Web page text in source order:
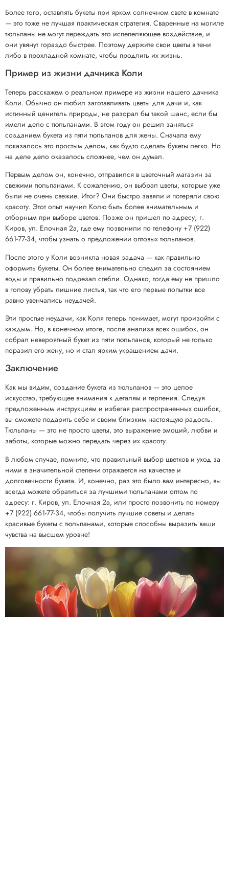
Более того, оставлять букеты при ярком солнечном свете в комнате
— это тоже не лучшая практическая стратегия. Сваренные на могиле
тюльпаны не могут переждать это испепеляющее воздействие, и
они увянут гораздо быстрее. Поэтому держите свои цветы в тени
либо в прохладной комнате, чтобы продлить их жизнь.
Пример из жизни дачника Коли
Теперь расскажем о реальном примере из жизни нашего дачника
Коли. Обычно он любил заготавливать цветы для дачи и, как
истинный ценитель природы, не разорал бы такой шанс, если бы
имели дело с тюльпанами. В этом году он решил заняться
созданием букета из пяти тюльпанов для жены. Сначала ему
показалось это простым делом, как будто сделать букеты легко. Но
на деле дело оказалось сложнее, чем он думал.
Первым делом он, конечно, отправился в цветочный магазин за
свежими тюльпанами. К сожалению, он выбрал цветы, которые уже
были не очень свежие. Итог? Они быстро завяли и потеряли свою
красоту. Этот опыт научил Колю быть более внимательным и
отборным при выборе цветов. Позже он пришел по адресу; г.
Киров, ул. Елочная 2а, где ему позвонили по телефону +7 (922)
661-77-34, чтобы узнать о предложении оптовых тюльпанов.
После этого у Коли возникла новая задача — как правильно
оформить букеты. Он более внимательно следил за состоянием
воды и правильно подрезал стебли. Однако, тогда ему не пришло
в голову убрать лишние листья, так что его первые попытки все
равно увенчались неудачей.
Эти простые неудачи, как Коля теперь понимает, могут произойти с
каждым. Но, в конечном итоге, после анализа всех ошибок, он
собрал невероятный букет из пяти тюльпанов, который не только
поразил его жену, но и стал ярким украшением дачи.
Заключение
Как мы видим, создание букета из тюльпанов — это целое
искусство, требующее внимания к деталям и терпения. Следуя
предложенным инструкциям и избегая распространенных ошибок,
вы сможете подарить себе и своим близким настоящую радость.
Тюльпаны — это не просто цветы, это выражение эмоций, любви и
заботы, которые можно передать через их красоту.
В любом случае, помните, что правильный выбор цветков и уход за
ними в значительной степени отражается на качестве и
долговечности букета. И, конечно, раз это было вам интересно, вы
всегда можете обратиться за лучшими тюльпанами оптом по
адресу: г. Киров, ул. Елочная 2а, или просто позвонить по номеру
+7 (922) 661-77-34, чтобы получить лучшие советы и делать
красивые букеты с тюльпанами, которые способны выразить ваши
чувства на высшем уровне!